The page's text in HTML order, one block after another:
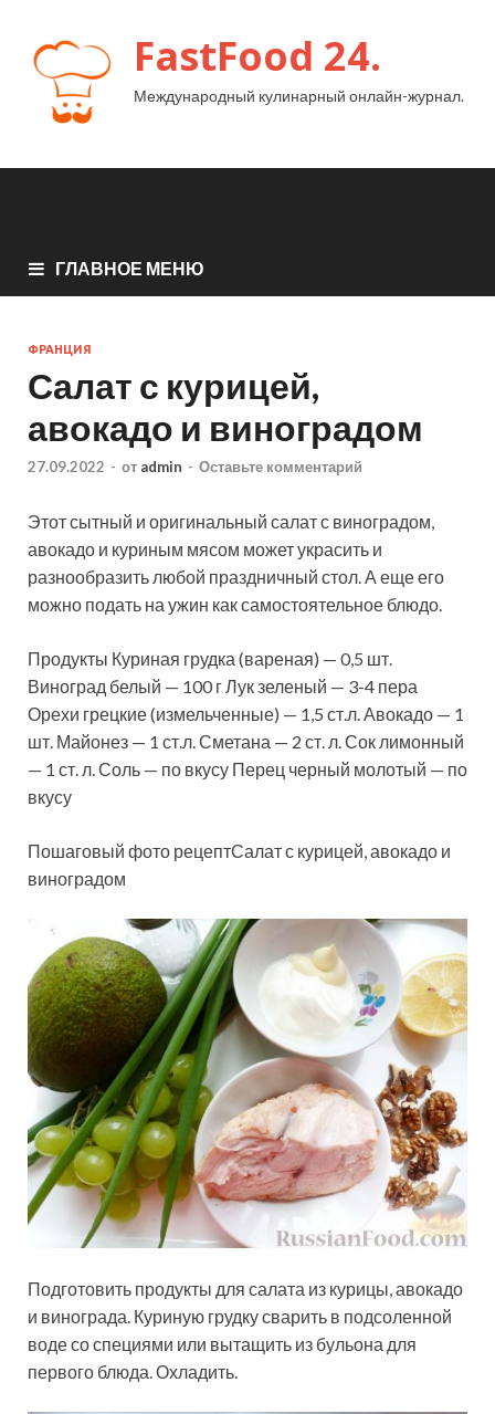
FastFood 24.
Международный кулинарный онлайн-журнал.
ГЛАВНОЕ МЕНЮ
ФРАНЦИЯ
Салат с курицей,
авокадо и виноградом
27.09.2022 - от admin - Оставьте комментарий
Этот сытный и оригинальный салат с виноградом,
авокадо и куриным мясом может украсить и
разнообразить любой праздничный стол. А еще его
можно подать на ужин как самостоятельное блюдо.
Продукты Куриная грудка (вареная) — 0,5 шт.
Виноград белый — 100 г Лук зеленый — 3-4 пера
Орехи грецкие (измельченные) — 1,5 ст.л. Авокадо — 1
шт. Майонез — 1 ст.л. Сметана — 2 ст. л. Сок лимонный
— 1 ст. л. Соль — по вкусу Перец черный молотый — по
вкусу
Пошаговый фото рецептСалат с курицей, авокадо и
виноградом
Подготовить продукты для салата из курицы, авокадо
и винограда. Куриную грудку сварить в подсоленной
воде со специями или вытащить из бульона для
первого блюда. Охладить.